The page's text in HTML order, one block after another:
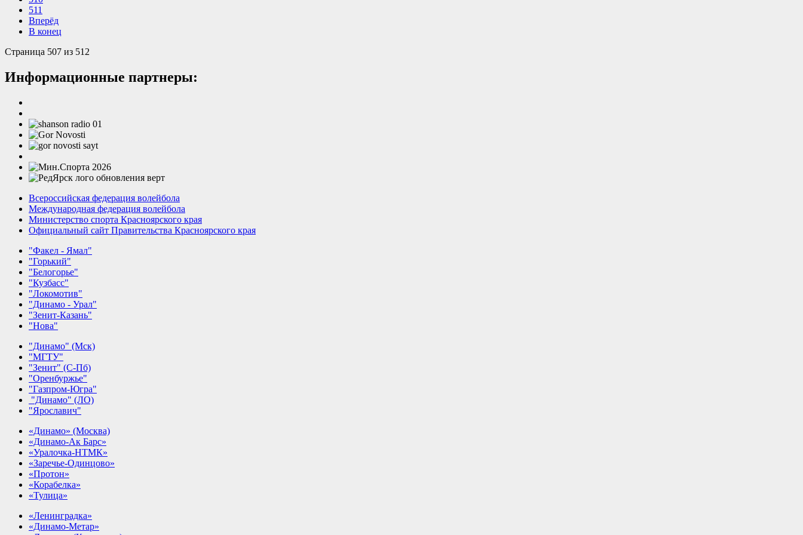
511
Вперёд
В конец
Страница 507 из 512
Информационные партнеры:
Всероссийская федерация волейбола
Международная федерация волейбола
Министерство спорта Красноярского края
Официальный сайт Правительства Красноярского края
"Факел - Ямал"
"Горький"
"Белогорье"
"Кузбасс"
"Локомотив"
"Динамо - Урал"
"Зенит-Казань"
"Нова"
"Динамо" (Мск)
"МГТУ"
"Зенит" (С-Пб)
"Оренбуржье"
"Газпром-Югра"
"Динамо" (ЛО)
"Ярославич"
«Динамо» (Москва)
«Динамо-Ак Барс»
«Уралочка-НТМК»
«Заречье-Одинцово»
«Протон»
«Корабелка»
«Тулица»
«Ленинградка»
«Динамо-Метар»